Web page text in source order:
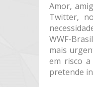
Amor,
Twitter,
WWF-
mais
em risco
pretende